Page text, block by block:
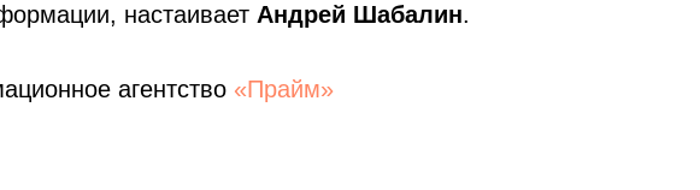
настаивает Андрей Шабалин.
агентство «Прайм»